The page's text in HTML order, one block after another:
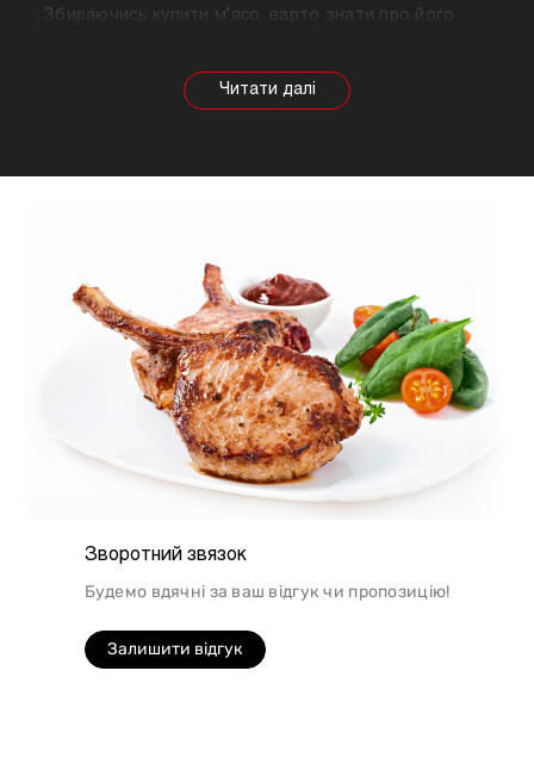
Збираючись купити м'ясо, варто знати про його
залежності від тварини властивості продукту
будуть змінюватися, так само як рекомендації
підійде для людей, які сидять на дієті.
Зворотний звязок
Будемо вдячні за ваш відгук чи пропозицію!
Залишити відгук